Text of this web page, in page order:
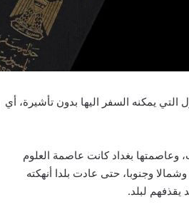
عن عدد الدول التي يمكنه السفر اليها بدون تأشيرة، أي
وعاصمتها بغداد كانت عاصمة العلوم
وجنوبا، حتى عادت بلدا أنهكته
يقذفهم لبلد.